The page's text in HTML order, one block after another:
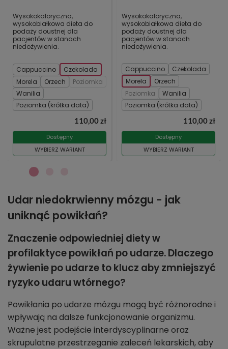
Wysokokaloryczna,
wysokobiałkowa dieta do
podaży doustnej dla
pacjentów w stanach
niedożywienia.
Cappuccino
Czekolada
Morela
Orzech
Poziomka
Wanilia
Poziomka (krótka data)
Dostępny
WYBIERZ WARIANT
110,00 zł
Wysokokaloryczna,
wysokobiałkowa dieta do
podaży doustnej dla
pacjentów w stanach
niedożywienia.
Cappuccino
Czekolada
Morela
Orzech
Poziomka
Wanilia
Poziomka (krótka data)
Dostępny
WYBIERZ WARIANT
110,00 zł
Udar niedokrwienny mózgu - jak
uniknąć powikłań?
Znaczenie odpowiedniej diety w
profilaktyce powikłań po udarze. Dlaczego
żywienie po udarze to klucz aby zmniejszyć
ryzyko udaru wtórnego?
Powikłania po udarze mózgu mogą być różnorodne i
wpływają na dalsze funkcjonowanie organizmu.
Ważne jest podejście interdyscyplinarne oraz
skrupulatne przestrzeganie zaleceń lekarskich, aby